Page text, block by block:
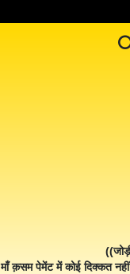
माँ क़सम पेमेंट में कोई दिक्कत